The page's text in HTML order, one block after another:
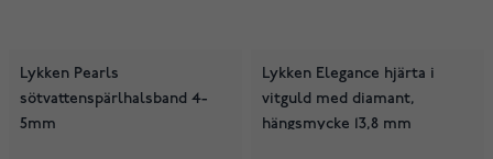
Lykken Pearls
sötvattenspärlhalsband 4-
5mm
Lykken Elegance hjärta i
vitguld med diamant,
hängsmycke 13,8 mm